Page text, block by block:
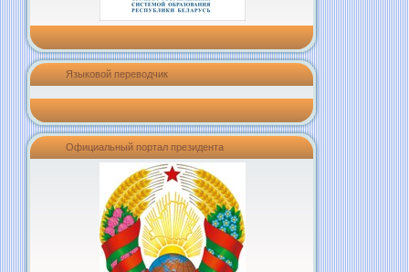
Языковой переводчик
Официальный портал президента